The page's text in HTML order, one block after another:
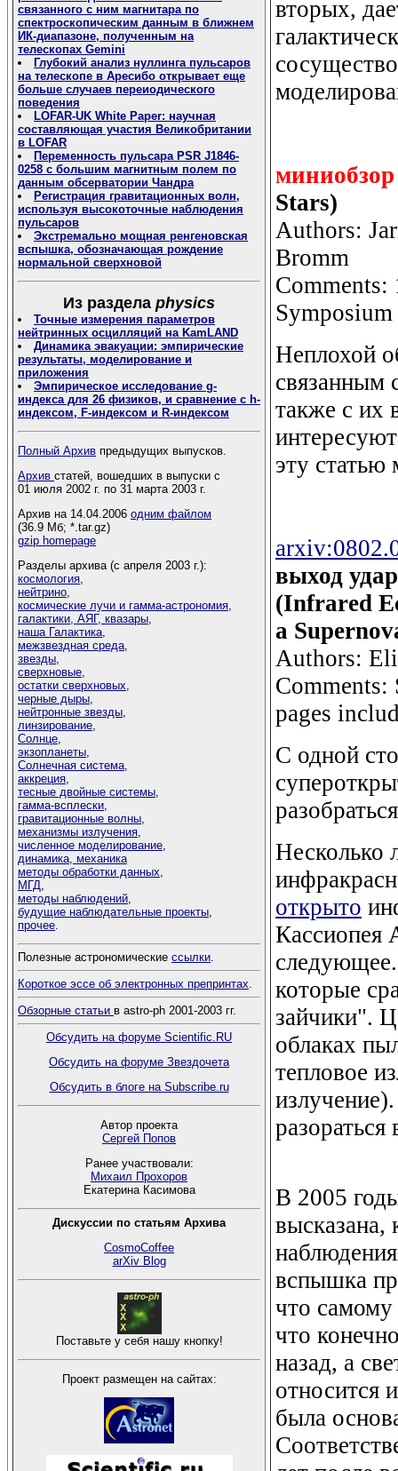
связанного с ним магнитара по
спектроскопическим данным в ближнем
ИК-диапазоне, полученным на
телескопах Gemini
Глубокий анализ нуллинга пульсаров
на телескопе в Аресибо открывает еще
больше случаев переиодического
поведения
LOFAR-UK White Paper: научная
составляющая участия Великобритании
в LOFAR
Переменность пульсара PSR J1846-
0258 с большим магнитным полем по
данным обсерватории Чандра
Регистрация гравитационных волн,
используя высокоточные наблюдения
пульсаров
Экстремально мощная ренгеновская
вспышка, обозначающая рождение
нормальной сверхновой
Из раздела physics
Точные измерения параметров
нейтринных осцилляций на KamLAND
Динамика эвакуации: эмпирические
результаты, моделирование и
приложения
Эмпирическое исследование g-
индекса для 26 физиков, и сравнение с h-
индексом, F-индексом и R-индексом
Полный Архив предыдущих выпусков.
Архив статей, вошедших в выпуски с
01 июля 2002 г. по 31 марта 2003 г.
Архив на 14.04.2006 одним файлом
(36.9 Мб; *.tar.gz)
gzip homepage
Разделы архива (с апреля 2003 г.):
космология
нейтрино
космические лучи и гамма-астрономия
галактики, АЯГ, квазары
наша Галактика
межзвездная среда
звезды
сверхновые
остатки сверхновых
черные дыры
нейтронные звезды
линзирование
Солнце
экзопланеты
Солнечная система
аккреция
тесные двойные системы
гамма-всплески
гравитационные волны
механизмы излучения
численное моделирование
динамика, механика
методы обработки данных
МГД
методы наблюдений
будущие наблюдательные проекты
прочее
Полезные астрономические ссылки.
Короткое эссе об электронных препринтах.
Обзорные статьи в astro-ph 2001-2003 гг.
Обсудить на форуме Scientific.RU
Обсудить на форуме Звездочета
Обсудить в блоге на Subscribe.ru
Автор проекта
Сергей Попов
Ранее участвовали:
Михаил Прохоров
Екатерина Касимова
Дискуссии по статьям Архива
CosmoCoffee
arXiv Blog
Поставьте у себя нашу кнопку!
Проект размещен на сайтах:
вторых,
миниобзор
Stars)
Authors:
Bromm
Comments:
Неплохой
связанным
также с их
эту статью
выход
(Infrared
a
Authors:
pages
С одной
Несколько
открыто
Кассиопея
которые
зайчики".
облаках
тепловое
разораться
В 2005
высказана,
вспышка
что самому
что
назад, а
относится
была